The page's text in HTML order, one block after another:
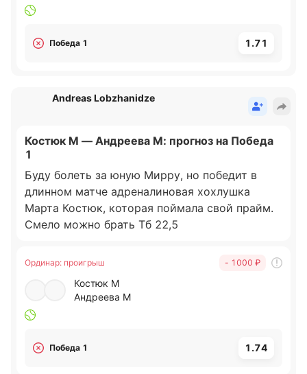
малую долю.
Победа 1 1.71
Andreas Lobzhanidze
Костюк М — Андреева М: прогноз на Победа
1
Буду болеть за юную Мирру, но победит в
длинном матче адреналиновая хохлушка
Марта Костюк, которая поймала свой прайм.
Смело можно брать Тб 22,5
Ординар: проигрыш - 1000 ₽
Костюк М
Андреева М
Победа 1 1.74